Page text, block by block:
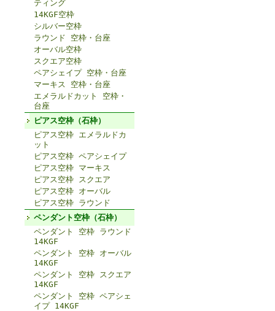
ティング
14KGF空枠
シルバー空枠
ラウンド 空枠・台座
オーバル空枠
スクエア空枠
ペアシェイプ 空枠・台座
マーキス 空枠・台座
エメラルドカット 空枠・
台座
ピアス空枠（石枠）
ピアス空枠 エメラルドカ
ット
ピアス空枠 ペアシェイプ
ピアス空枠 マーキス
ピアス空枠 スクエア
ピアス空枠 オーバル
ピアス空枠 ラウンド
ペンダント空枠（石枠）
ペンダント 空枠 ラウンド
14KGF
ペンダント 空枠 オーバル
14KGF
ペンダント 空枠 スクエア
14KGF
ペンダント 空枠 ペアシェ
イプ 14KGF